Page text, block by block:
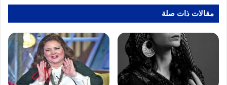
مقالات ذات صلة